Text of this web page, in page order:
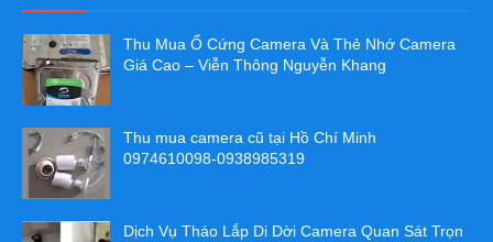
Thu Mua Ổ Cứng Camera Và Thẻ Nhớ Camera
Giá Cao – Viễn Thông Nguyễn Khang
Thu mua camera cũ tại Hồ Chí Minh
0974610098-0938985319
Dịch Vụ Tháo Lắp Di Dời Camera Quan Sát Trọn